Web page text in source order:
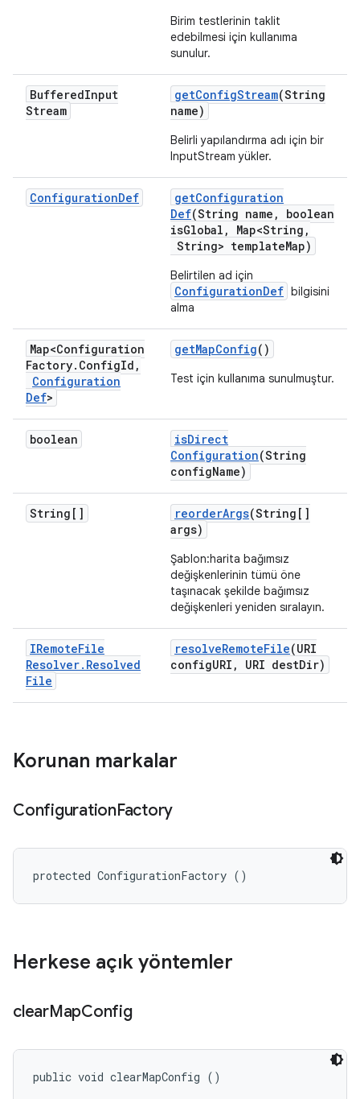
Birim testlerinin taklit
edebilmesi için kullanıma
sunulur.
BufferedInput
Stream
getConfigStream(String
name)
Belirli yapılandırma adı için bir
InputStream yükler.
ConfigurationDef getConfiguration
Def(String name ,
boolean
isGlobal , Map<String ,
String> templateMap)
Belirtilen ad için
ConfigurationDef bilgisini
alma
Map<Configuration
Factory. ConfigId ,
Configuration
Def>
getMapConfig()
Test için kullanıma sunulmuştur.
boolean isDirect
Configuration(String
configName)
String[] reorderArgs(String[]
args)
Şablon:harita bağımsız
değişkenlerinin tümü öne
taşınacak şekilde bağımsız
değişkenleri yeniden sıralayın.
IRemoteFile
Resolver. Resolved
File
resolveRemoteFile(URI
configURI , URI destDir)
Korunan markalar
ConfigurationFactory
protected ConfigurationFactory ()
Herkese açık yöntemler
clearMapConfig
public void clearMapConfig ()